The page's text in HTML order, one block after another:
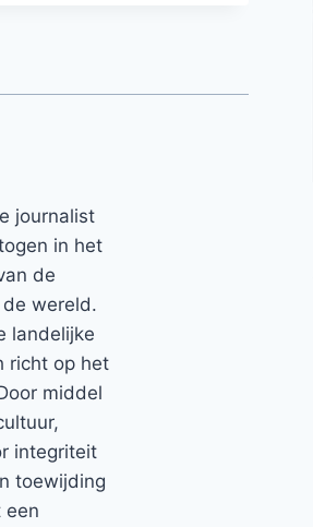
journalist
in het
de
wereld.
landelijke
richt op het
middel
integriteit
toewijding
een